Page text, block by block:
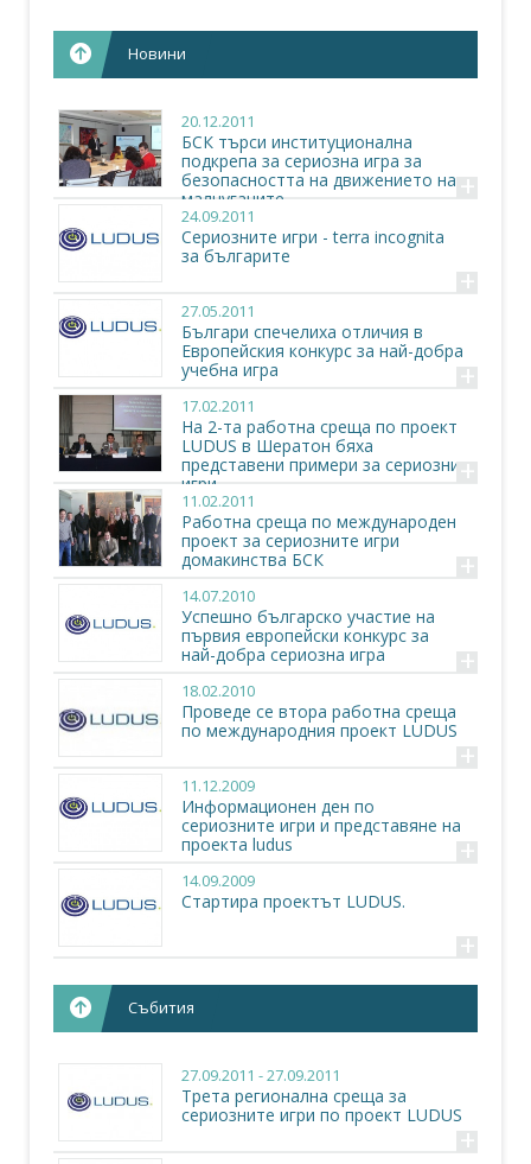
Новини
20.12.2011
БСК търси институционална
подкрепа за сериозна игра за
безопасността на движението на
малчуганите
+
24.09.2011
Сериозните игри - terra incognita
за българите
+
27.05.2011
Българи спечелиха отличия в
Европейския конкурс за най-добра
учебна игра
+
17.02.2011
На 2-та работна среща по проект
LUDUS в Шератон бяха
представени примери за сериозни
игри
+
11.02.2011
Работна среща по международен
проект за сериозните игри
домакинства БСК
+
14.07.2010
Успешно българско участие на
първия европейски конкурс за
най-добра сериозна игра
+
18.02.2010
Проведе се втора работна среща
по международния проект LUDUS
+
11.12.2009
Информационен ден по
сериозните игри и представяне на
проекта ludus
+
14.09.2009
Стартира проектът LUDUS.
+
Събития
27.09.2011 - 27.09.2011
Трета регионална среща за
сериозните игри по проект LUDUS
+